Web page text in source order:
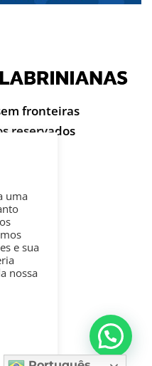
fronteiras
reservados
uma
e sua
nossa